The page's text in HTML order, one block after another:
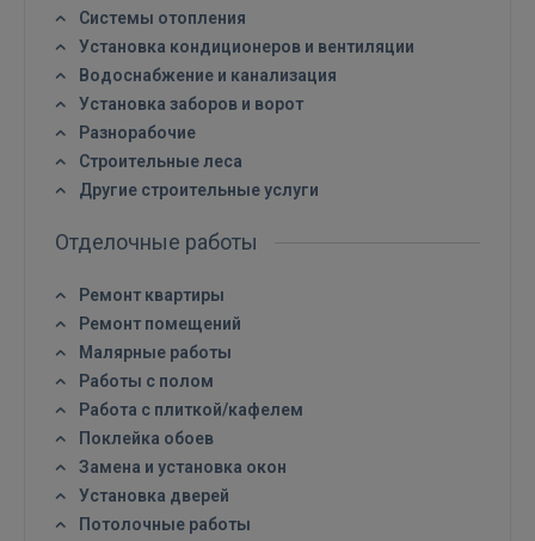
Войти
Системы отопления
Установка кондиционеров и вентиляции
Водоснабжение и канализация
Установка заборов и ворот
Разнорабочие
Строительные леса
Другие строительные услуги
Отделочные работы
Ремонт квартиры
Ремонт помещений
Малярные работы
Работы с полом
Работа с плиткой/кафелем
Поклейка обоев
Замена и установка окон
Установка дверей
Потолочные работы